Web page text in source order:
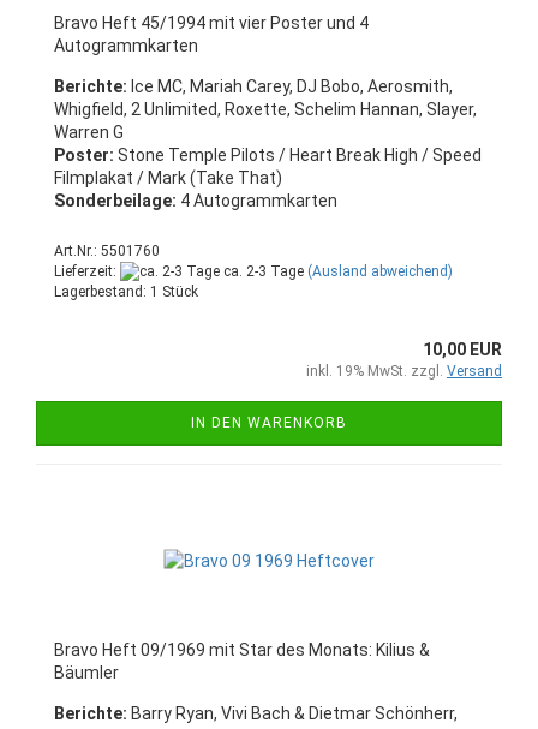
Bravo Heft 45/1994 mit vier Poster und 4
Autogrammkarten
Berichte: Ice MC, Mariah Carey, DJ Bobo, Aerosmith,
Whigfield, 2 Unlimited, Roxette, Schelim Hannan, Slayer,
Warren G
Poster: Stone Temple Pilots / Heart Break High / Speed
Filmplakat / Mark (Take That)
Sonderbeilage: 4 Autogrammkarten
Art.Nr.: 5501760
Lieferzeit:
ca. 2-3 Tage (Ausland abweichend)
Lagerbestand: 1 Stück
10,00 EUR
inkl. 19% MwSt. zzgl. Versand
IN DEN WARENKORB
Bravo Heft 09/1969 mit Star des Monats: Kilius &
Bäumler
Berichte: Barry Ryan, Vivi Bach & Dietmar Schönherr,